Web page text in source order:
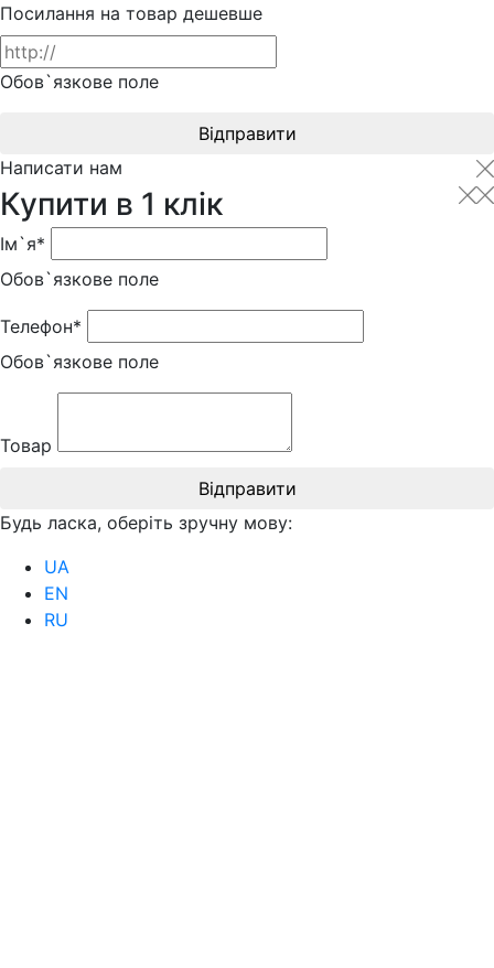
Посилання на товар дешевше
Обов`язкове поле
Відправити
Написати нам
Купити в 1 клік
Ім`я*
Обов`язкове поле
Телефон*
Обов`язкове поле
Товар
Відправити
Будь ласка, оберіть зручну мову:
UA
EN
RU